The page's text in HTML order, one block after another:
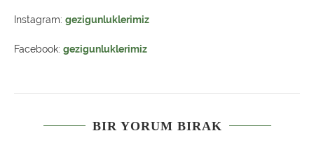
Instagram: gezigunluklerimiz
Facebook: gezigunluklerimiz
BIR YORUM BIRAK